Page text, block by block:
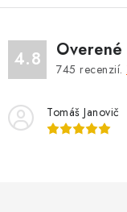
4.8 745 recenzií.
Tomáš Janovič